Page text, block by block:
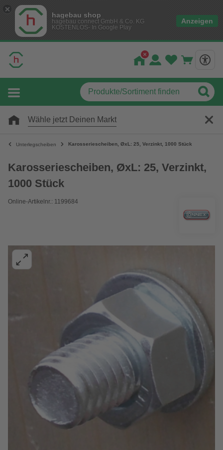
hagebau shop
hagebau connect GmbH & Co. KG
KOSTENLOS- In Google Play
Anzeigen
Wähle jetzt Deinen Markt
Unterlegscheiben Karosseriescheiben, ØxL: 25, Verzinkt, 1000 Stück
Karosseriescheiben, ØxL: 25, Verzinkt,
1000 Stück
Online-Artikelnr.: 1199684